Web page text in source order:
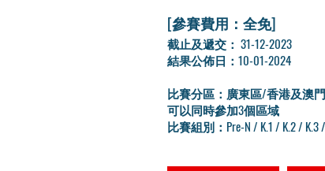
[參賽費用：全免]
​截止及遞交： 31-12-2023
結果公佈日：10-01-2024
比賽分區：廣東區/香港及澳
可以同時參加3個區域
比賽組別：Pre-N / K.1 / K.2 /